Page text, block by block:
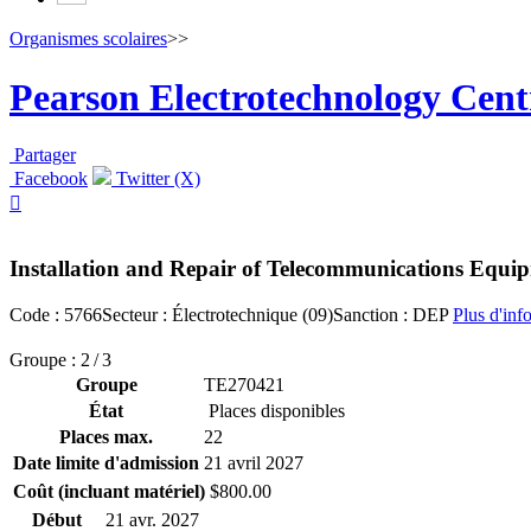
Organismes scolaires>>
Pearson Electrotechnology
Partager
Facebook
Twitter (X)

Installation and Repair of Telecommunications
Code : 5766Secteur : Électrotechnique (09)Sanction : DEPPlus d'info
Groupe : 2 / 3
Groupe
TE270421
État
Places disponibles
Places max.
22
Date limite d'admission 21 avril 2027
Coût (incluant matériel) $800.00
Début
21 avr. 2027